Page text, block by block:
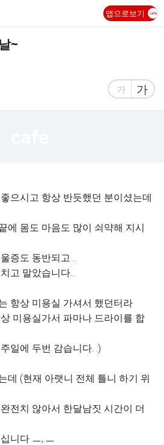
앱으로보기
~
글
가
글
자
가
으시고 항상 반듯했던 분이셨는데
에 몸도 마음도 많이 쇠약해 지시
증도 동반되고 ..
고 말았습니다..
항상 미용실 가셔서 했던터라
미용실가서 파마나 드라이를 합
일에 두번 감습니다. :)
데 (현재 아랫니 전체 틀니 하기 위
전치 않아서 한달남짓 시간이 더
니다 ㅡ,.ㅡ